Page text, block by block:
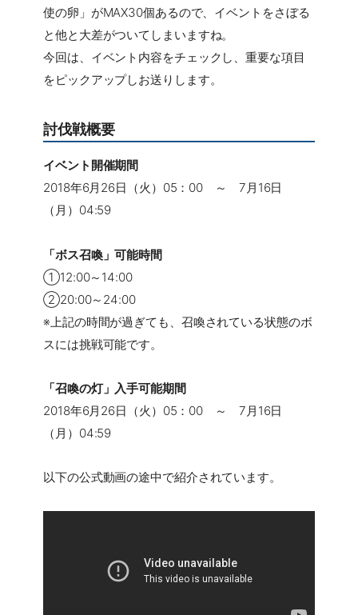
使の卵」がMAX30個あるので、イベントをさぼる
と他と大差がついてしまいますね。
今回は、イベント内容をチェックし、重要な項目
をピックアップしお送りします。
討伐戦概要
イベント開催期間
2018年6月26日（火）05：00 ～ 7月16日
（月）04:59
「ボス召喚」可能時間
①12:00～14:00
②20:00～24:00
※上記の時間が過ぎても、召喚されている状態のボ
スには挑戦可能です。
「召喚の灯」入手可能期間
2018年6月26日（火）05：00 ～ 7月16日
（月）04:59
以下の公式動画の途中で紹介されています。